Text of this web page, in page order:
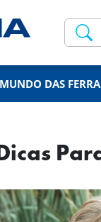
MUNDO DAS